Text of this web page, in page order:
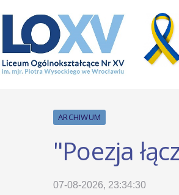
ARCHIWUM
"Poezja
07-08-2026, 23:34:30